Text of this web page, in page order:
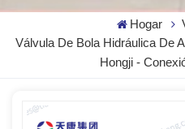
Hogar
Válvula De Bola Hidráulica De
Hongji -